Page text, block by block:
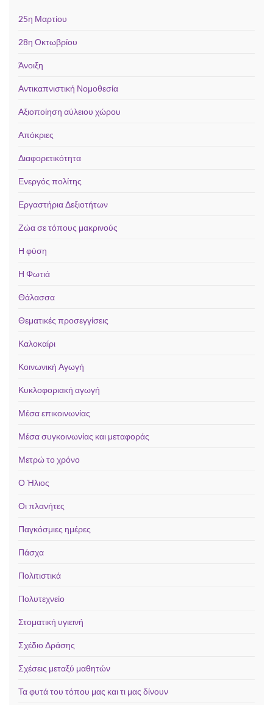
25η Μαρτίου
28η Οκτωβρίου
Άνοιξη
Αντικαπνιστική Νομοθεσία
Αξιοποίηση αύλειου χώρου
Απόκριες
Διαφορετικότητα
Ενεργός πολίτης
Εργαστήρια Δεξιοτήτων
Ζώα σε τόπους μακρινούς
Η φύση
Η Φωτιά
Θάλασσα
Θεματικές προσεγγίσεις
Καλοκαίρι
Κοινωνική Αγωγή
Κυκλοφοριακή αγωγή
Μέσα επικοινωνίας
Μέσα συγκοινωνίας και μεταφοράς
Μετρώ το χρόνο
Ο Ήλιος
Οι πλανήτες
Παγκόσμιες ημέρες
Πάσχα
Πολιτιστικά
Πολυτεχνείο
Στοματική υγιεινή
Σχέδιο Δράσης
Σχέσεις μεταξύ μαθητών
Τα φυτά του τόπου μας και τι μας δίνουν